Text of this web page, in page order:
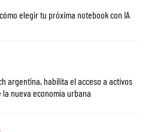
elegir tu próxima notebook con IA
el acceso a activos
la nueva economía urbana